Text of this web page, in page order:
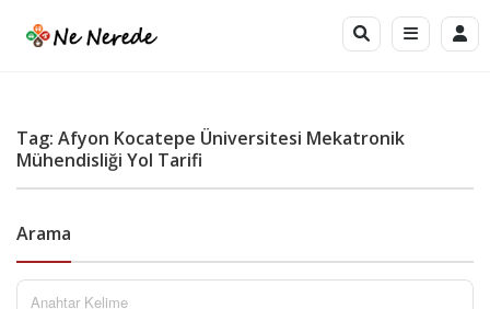
Tag: Afyon Kocatepe Üniversitesi Mekatronik
Mühendisliği Yol Tarifi
Arama